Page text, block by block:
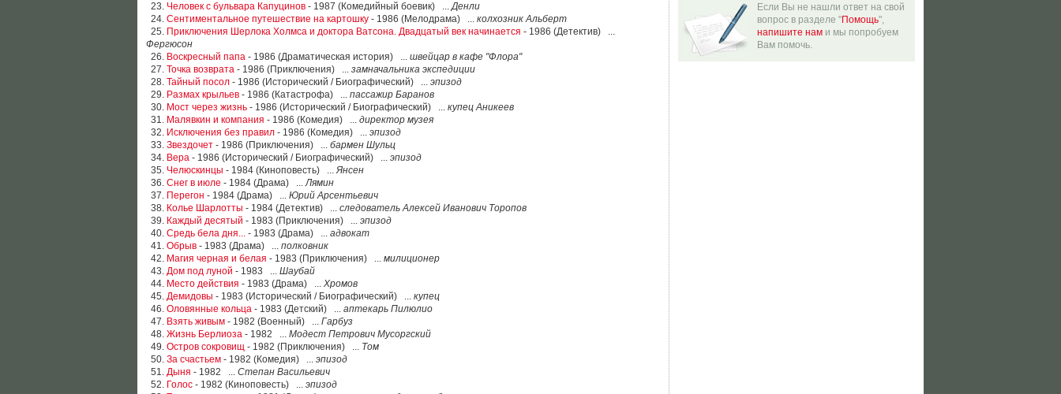
23. Человек с бульвара Капуцинов - 1987 (Комедийный боевик) ...Денли
24. Сентиментальное путешествие на картошку - 1986 (Мелодрама) ... колхозник Альберт
25. Приключения Шерлока Холмса и доктора Ватсона. Двадцатый век начинается - 1986 (Детектив) ...
Фергюсон
26. Воскресный папа - 1986 (Драматическая история) ... швейцар в кафе "Флора"
27. Точка возврата - 1986 (Приключения) ... замначальника экспедиции
28. Тайный посол - 1986 (Исторический / Биографический) ... эпизод
29. Размах крыльев - 1986 (Катастрофа) ... пассажир Баранов
30. Мост через жизнь - 1986 (Исторический / Биографический) ... купец Аникеев
31. Малявкин и компания - 1986 (Комедия) ... директор музея
32. Исключения без правил - 1986 (Комедия) ... эпизод
33. Звездочет - 1986 (Приключения) ... бармен Шульц
34. Вера - 1986 (Исторический / Биографический) ... эпизод
35. Челюскинцы - 1984 (Киноповесть) ...Янсен
36. Снег в июле - 1984 (Драма) ...Лямин
37. Перегон - 1984 (Драма) ... Юрий Арсентьевич
38. Колье Шарлотты - 1984 (Детектив) ... следователь Алексей Иванович Торопов
39. Каждый десятый - 1983 (Приключения) ... эпизод
40. Средь бела дня... - 1983 (Драма) ... адвокат
41. Обрыв - 1983 (Драма) ... полковник
42. Магия черная и белая - 1983 (Приключения) ... милиционер
43. Дом под луной - 1983 ... Шаубай
44. Место действия - 1983 (Драма) ... Хромов
45. Демидовы - 1983 (Исторический / Биографический) ... купец
46. Оловянные кольца - 1983 (Детский) ... аптекарь Пилюлио
47. Взять живым - 1982 (Военный) ... Гарбуз
48. Жизнь Берлиоза - 1982 ... Модест Петрович Мусоргский
49. Остров сокровищ - 1982 (Приключения) ... Том
50. За счастьем - 1982 (Комедия) ... эпизод
51. Дыня - 1982 ... Степан Васильевич
52. Голос - 1982 (Киноповесть) ... эпизод
Если Вы не нашли ответ на свой
вопрос в разделе "Помощь",
напишите нам и мы попробуем
Вам помочь.